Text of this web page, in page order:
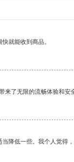
就能收到商品。
了无限的流畅体验和安
降低一些。我个人觉得